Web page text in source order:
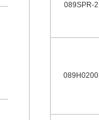
089SPR-2
089H0200